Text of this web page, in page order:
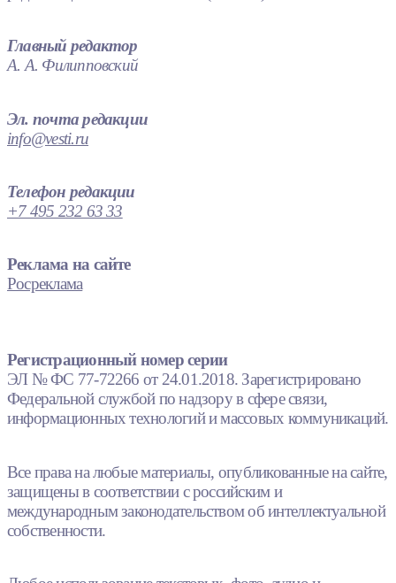
Главный редактор
А. А. Филипповский
Эл. почта редакции
info@vesti.ru
Телефон редакции
+7 495 232 63 33
Реклама на сайте
Росреклама
Регистрационный номер серии
ЭЛ № ФС 77-72266 от 24.01.2018. Зарегистрировано
Федеральной службой по надзору в сфере связи,
информационных технологий и массовых коммуникаций.
Все права на любые материалы, опубликованные на сайте,
защищены в соответствии с российским и
международным законодательством об интеллектуальной
собственности.